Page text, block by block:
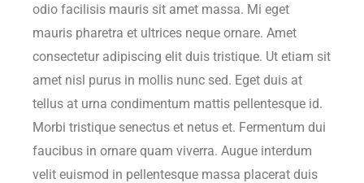
odio facilisis mauris sit amet massa. Mi eget
mauris pharetra et ultrices neque ornare. Amet
consectetur adipiscing elit duis tristique. Ut etiam sit
amet nisl purus in mollis nunc sed. Eget duis at
tellus at urna condimentum mattis pellentesque id.
Morbi tristique senectus et netus et. Fermentum dui
faucibus in ornare quam viverra. Augue interdum
velit euismod in pellentesque massa placerat duis